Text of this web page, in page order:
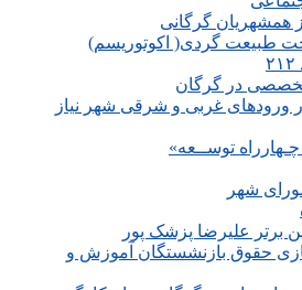
همشهریان گرگانی
طبیعت گردی( اکوتوریسم)
تخصصی در گرگان
ورودهای غربی و شرقی شهر نیاز
توســعه»
برتر علیرضا پزشک پور
حقوق بازنشستگان آموزش و